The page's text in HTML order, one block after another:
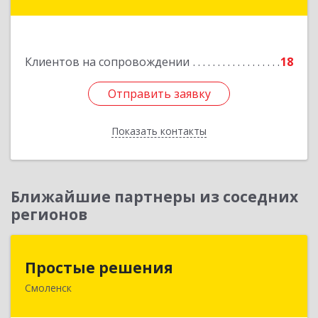
Клиентов на сопровождении 18
Отправить заявку
Показать контакты
Подробнее
Отправить заявку
Назад
Ближайшие партнеры из соседних
регионов
Простые решения
Смоленск
214015, Смоленская обл, Смоленск г, Большая